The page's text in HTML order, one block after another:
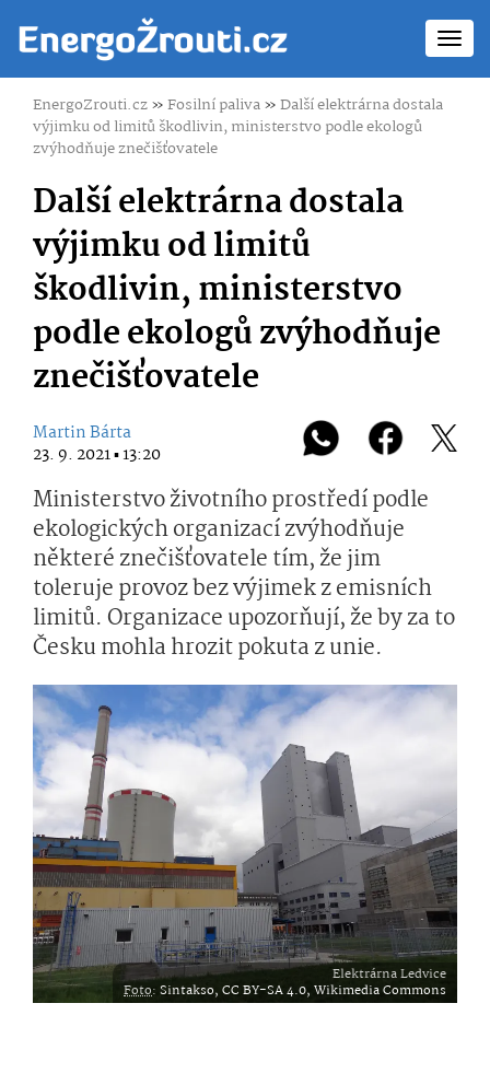
EnergoZrouti.cz»Fosilní paliva»Další elektrárna dostala
výjimku od limitů škodlivin, ministerstvo podle ekologů
zvýhodňuje znečišťovatele
Další elektrárna dostala
výjimku od limitů
škodlivin, ministerstvo
podle ekologů zvýhodňuje
znečišťovatele
Martin Bárta
23. 9. 2021 ▪ 13:20
Ministerstvo životního prostředí podle
ekologických organizací zvýhodňuje
některé znečišťovatele tím, že jim
toleruje provoz bez výjimek z emisních
limitů. Organizace upozorňují, že by za to
Česku mohla hrozit pokuta z unie.
Elektrárna Ledvice
Foto: Sintakso, CC BY-SA 4.0, Wikimedia Commons